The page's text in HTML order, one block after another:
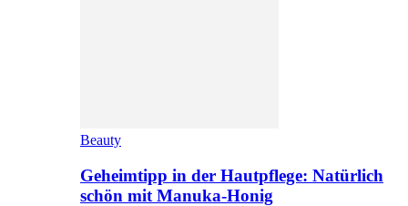
Beauty
Geheimtipp in der Hautpflege: Natürlich
schön mit Manuka-Honig